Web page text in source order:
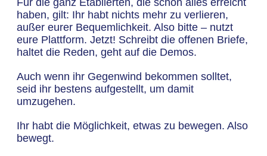
Für die ganz Etablierten, die schon alles erreicht
haben, gilt: Ihr habt nichts mehr zu verlieren,
außer eurer Bequemlichkeit. Also bitte – nutzt
eure Plattform. Jetzt! Schreibt die offenen Briefe,
haltet die Reden, geht auf die Demos.
Auch wenn ihr Gegenwind bekommen solltet,
seid ihr bestens aufgestellt, um damit
umzugehen.
Ihr habt die Möglichkeit, etwas zu bewegen. Also
bewegt.